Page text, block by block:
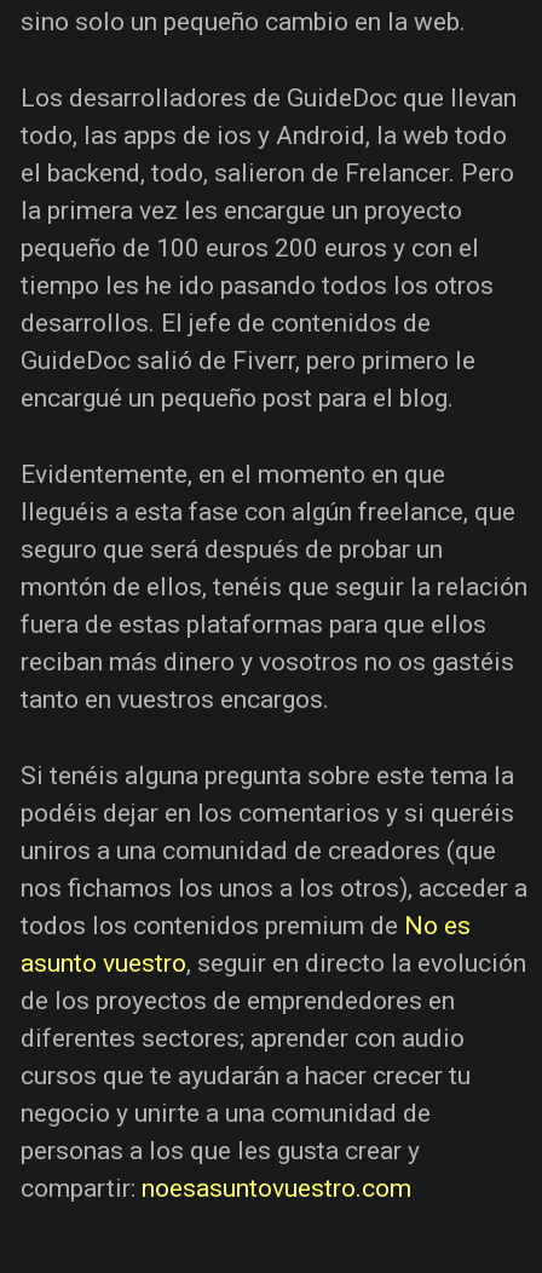
sino solo un pequeño cambio en la web.
Los desarrolladores de GuideDoc que llevan
todo, las apps de ios y Android, la web todo
el backend, todo, salieron de Frelancer. Pero
la primera vez les encargue un proyecto
pequeño de 100 euros 200 euros y con el
tiempo les he ido pasando todos los otros
desarrollos. El jefe de contenidos de
GuideDoc salió de Fiverr, pero primero le
encargué un pequeño post para el blog.
Evidentemente, en el momento en que
lleguéis a esta fase con algún freelance, que
seguro que será después de probar un
montón de ellos, tenéis que seguir la relación
fuera de estas plataformas para que ellos
reciban más dinero y vosotros no os gastéis
tanto en vuestros encargos.
Si tenéis alguna pregunta sobre este tema la
podéis dejar en los comentarios y si queréis
uniros a una comunidad de creadores (que
nos fichamos los unos a los otros), acceder a
todos los contenidos premium de No es
asunto vuestro, seguir en directo la evolución
de los proyectos de emprendedores en
diferentes sectores; aprender con audio
cursos que te ayudarán a hacer crecer tu
negocio y unirte a una comunidad de
personas a los que les gusta crear y
compartir: noesasuntovuestro.com